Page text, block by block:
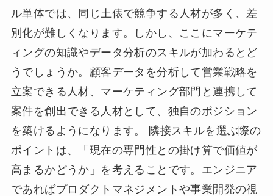
ル単体では、同じ土俵で競争する人材が多く、差
別化が難しくなります。しかし、ここにマーケテ
ィングの知識やデータ分析のスキルが加わるとど
うでしょうか。顧客データを分析して営業戦略を
立案できる人材、マーケティング部門と連携して
案件を創出できる人材として、独自のポジション
を築けるようになります。 隣接スキルを選ぶ際の
ポイントは、「現在の専門性との掛け算で価値が
高まるかどうか」を考えることです。エンジニア
であればプロダクトマネジメントや事業開発の視